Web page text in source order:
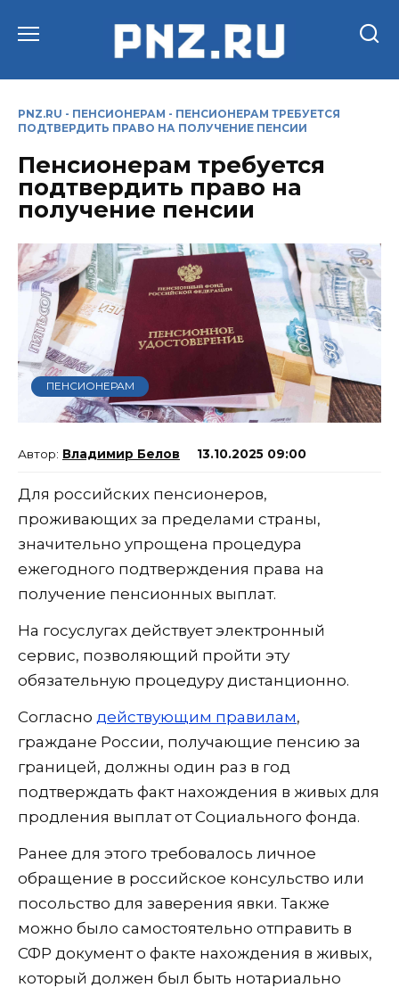
PNZ.RU - ПЕНСИОНЕРАМ - ПЕНСИОНЕРАМ ТРЕБУЕТСЯ
ПОДТВЕРДИТЬ ПРАВО НА ПОЛУЧЕНИЕ ПЕНСИИ
Пенсионерам требуется
подтвердить право на
получение пенсии
ПЕНСИОНЕРАМ
Владимир Белов 13.10.2025 09:00
Для российских пенсионеров,
проживающих за пределами страны,
значительно упрощена процедура
ежегодного подтверждения права на
получение пенсионных выплат.
На госуслугах действует электронный
сервис, позволяющий пройти эту
обязательную процедуру дистанционно.
Согласно действующим правилам,
граждане России, получающие пенсию за
границей, должны один раз в год
подтверждать факт нахождения в живых для
продления выплат от Социального фонда.
Ранее для этого требовалось личное
обращение в российское консульство или
посольство для заверения явки. Также
можно было самостоятельно отправить в
СФР документ о факте нахождения в живых,
который должен был быть нотариально